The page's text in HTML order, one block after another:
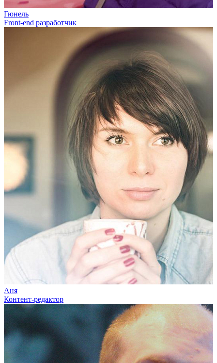
Гюнель
Front-end разработчик
Аня
Контент-редактор